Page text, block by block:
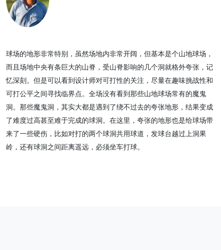
球场的地形非常特别，虽然场地内非常开阔，但基本是个山地球场，
而且场地中央有条巨大的山脊，受山脊影响的几个洞就格外夸张，记
忆深刻。但是可以看到设计师对可打性的关注，尽量在趣味挑战性和
可打公平之间寻找临界点。全场没有看到那些山地球场常有的魔鬼
洞。那些魔鬼洞，其实大都是遇到了绕不过去的夸张地形，结果变成
了难度过高甚至难于完成的球洞。在这里，夸张的地形也是给球场带
来了一些硬伤，比如对打的两个球洞共用球道，发球台越过上洞果
岭，还有球洞之间距离遥远，必须坐车打球。